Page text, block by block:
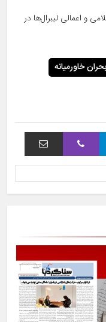
و اعمالی لیبرال‌ها در
بحران خاورمیانه
تلگرام وایبر اشتراک با ایمیل